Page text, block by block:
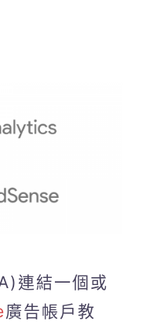
連結一個或
廣告帳戶教